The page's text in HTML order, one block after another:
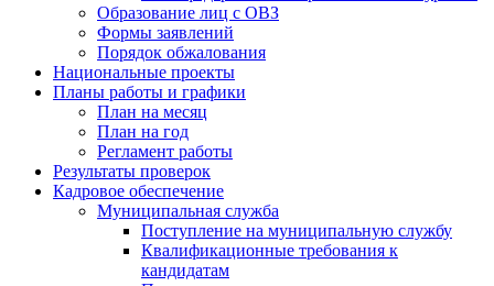
Образование лиц с ОВЗ
Формы заявлений
Порядок обжалования
Национальные проекты
Планы работы и графики
План на месяц
План на год
Регламент работы
Результаты проверок
Кадровое обеспечение
Муниципальная служба
Поступление на муниципальную службу
Квалификационные требования к
кандидатам